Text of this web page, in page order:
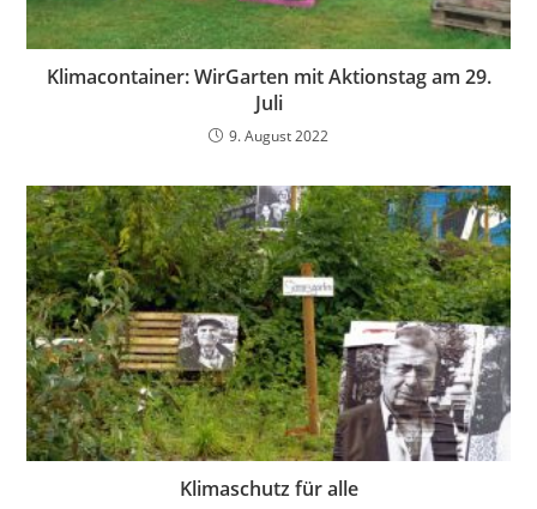
Klimacontainer: WirGarten mit Aktionstag am 29.
Juli
9. August 2022
Klimaschutz für alle